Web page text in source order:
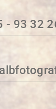
- 93 32